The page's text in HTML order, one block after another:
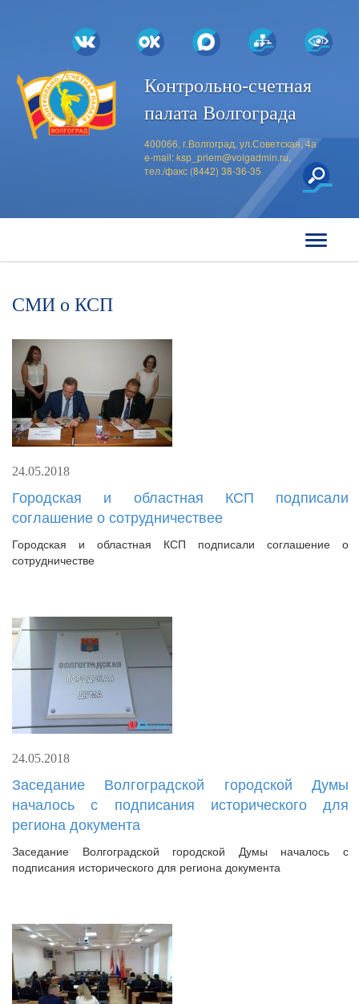
Контрольно-счетная
палата Волгограда
400066, г.Волгоград, ул.Советская, 4а
e-mail:ksp_priem@volgadmin.ru,
тел./факс (8442) 38-36-35
СМИ о КСП
24.05.2018
Городская и областная КСП подписали
соглашение о сотрудничествее
Городская и областная КСП подписали соглашение о
сотрудничестве
24.05.2018
Заседание Волгоградской городской Думы
началось с подписания исторического для
региона документа
Заседание Волгоградской городской Думы началось с
подписания исторического для региона документа